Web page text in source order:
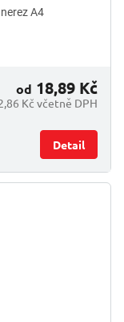
A4
Kč včetně DPH
od 18,89 Kč
Detail